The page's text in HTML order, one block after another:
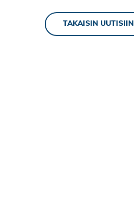
TAKAISIN UUTISIIN